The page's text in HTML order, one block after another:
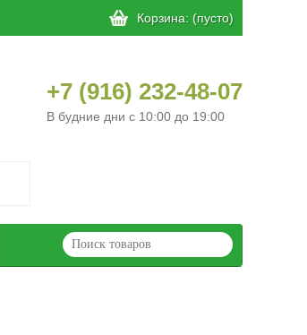
Корзина: (пусто)
+7 (916) 232-48-07
В будние дни с 10:00 до 19:00